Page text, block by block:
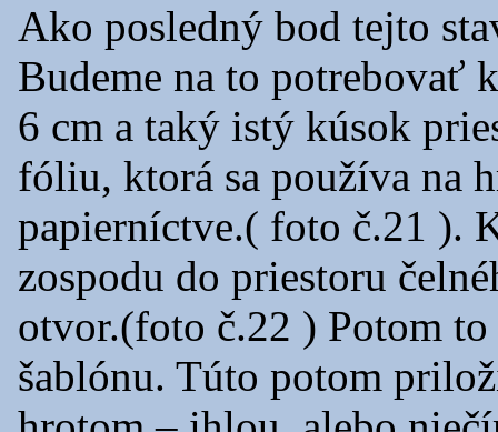
Ako posledný bod tejto
Budeme na to potrebovať
6 cm a taký istý kúsok
fóliu, ktorá sa používa na
papierníctve.( foto č.21 ).
zospodu do priestoru
otvor.(foto č.22 ) Potom
šablónu. Túto potom